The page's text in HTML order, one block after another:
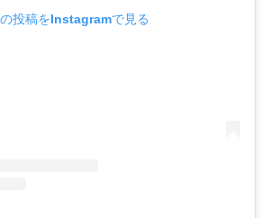
投稿をInstagramで見る